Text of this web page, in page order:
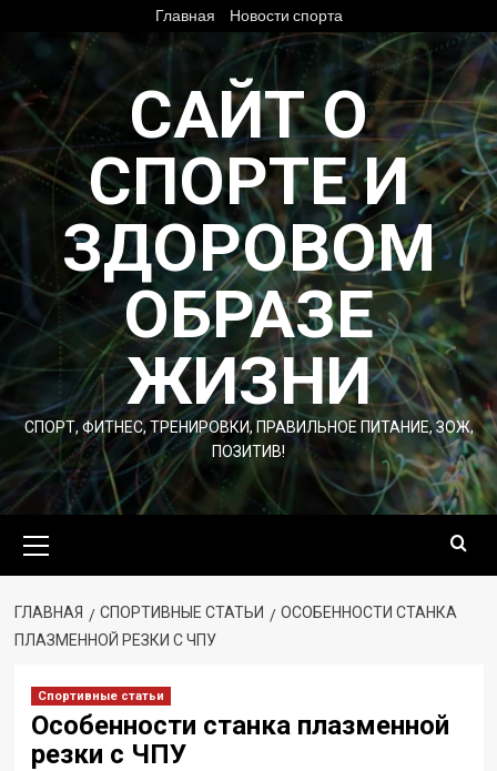
содержимому
Главная Новости спорта
САЙТ О
СПОРТЕ И
ЗДОРОВОМ
ОБРАЗЕ
ЖИЗНИ
СПОРТ, ФИТНЕС, ТРЕНИРОВКИ, ПРАВИЛЬНОЕ ПИТАНИЕ, ЗОЖ,
ПОЗИТИВ!
меню
ГЛАВНАЯ СПОРТИВНЫЕ СТАТЬИ
ОСОБЕННОСТИ СТАНКА
ПЛАЗМЕННОЙ РЕЗКИ С ЧПУ
Спортивные статьи
Особенности станка плазменной
резки с ЧПУ